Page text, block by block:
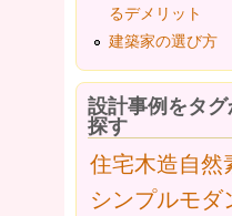
るデメリット
建築家の選び方
設計事例をタグ
探す
住宅木造自然
シンプルモダ